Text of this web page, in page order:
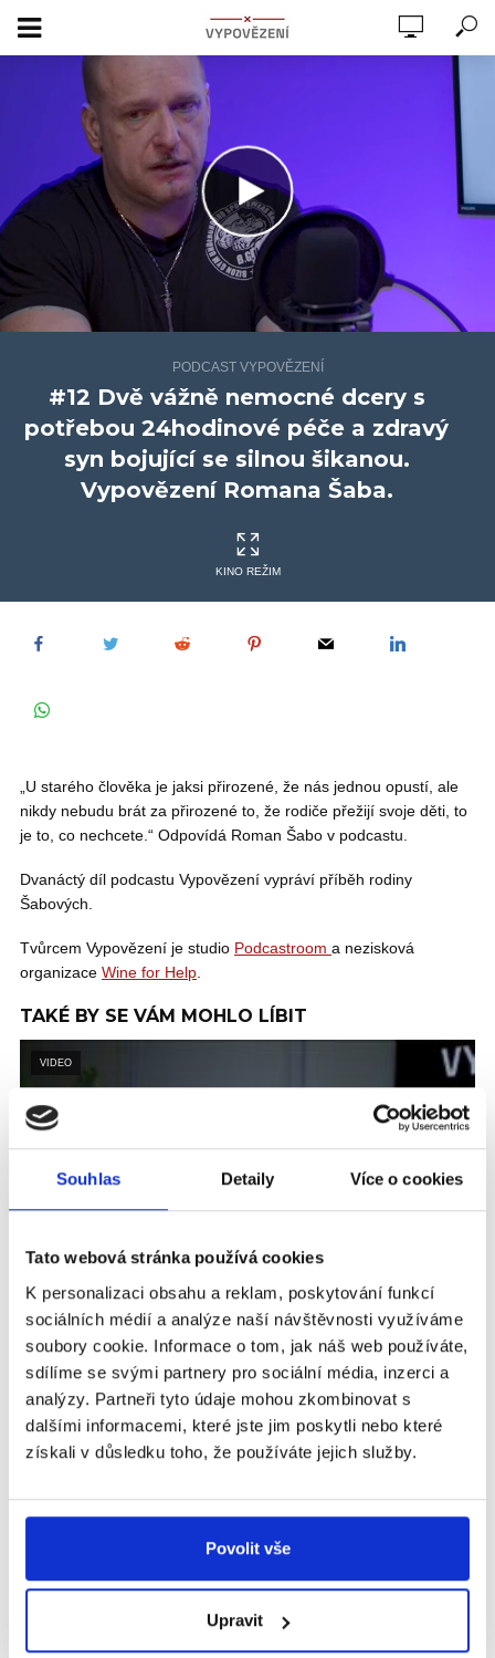
Souhlas Detaily Více o cookies
Tato webová stránka používá cookies
K personalizaci obsahu a reklam, poskytování funkcí
sociálních médií a analýze naší návštěvnosti využíváme
soubory cookie. Informace o tom, jak náš web používáte,
sdílíme se svými partnery pro sociální média, inzerci a
analýzy. Partneři tyto údaje mohou zkombinovat s
dalšími informacemi, které jste jim poskytli nebo které
získali v důsledku toho, že používáte jejich služby.
Povolit vše
Upravit
PODCAST VYPOVĚZENÍ
#12 Dvě vážně nemocné dcery s
potřebou 24hodinové péče a zdravý
syn bojující se silnou šikanou.
Vypovězení Romana Šaba.
KINO REŽIM
„U starého člověka je jaksi přirozené, že nás jednou opustí, ale
nikdy nebudu brát za přirozené to, že rodiče přežijí svoje děti, to
je to, co nechcete.“ Odpovídá Roman Šabo v podcastu.
Dvanáctý díl podcastu Vypovězení vypráví příběh rodiny
Šabových.
Tvůrcem Vypovězení je studio ⁠⁠Podcastroom ⁠⁠ a nezisková
organizace ⁠⁠Wine for Help⁠⁠
TAKÉ BY SE VÁM MOHLO LÍBIT
VIDEO
PODCAST VYPOVĚZENÍ
#22 Co skleněné děti opravdu potřebují
slyšet? Své zkušenosti sdílí ve svém
příběhu Markéta Šulcová.
Jaké je vyrůstat jako „skleněné dítě“? Hostem této epizody je
Markéta Šulcová, ředitelka organizace Zajíček na koni, která